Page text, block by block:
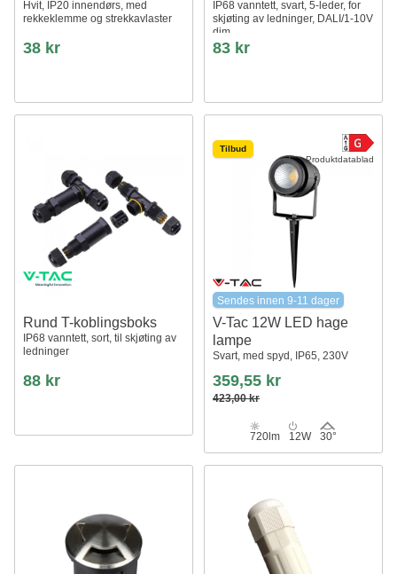
Hvit, IP20 innendørs, med
rekkeklemme og strekkavlaster
38 kr
IP68 vanntett, svart, 5-leder, for
skjøting av ledninger, DALI/1-10V
dim
83 kr
Rund T-koblingsboks
IP68 vanntett, sort, til skjøting av
ledninger
88 kr
Produktdatablad
Tilbud
Sendes innen 9-11 dager
V-Tac 12W LED hage
lampe
Svart, med spyd, IP65, 230V
359,55 kr
423,00 kr
720lm 12W 30°